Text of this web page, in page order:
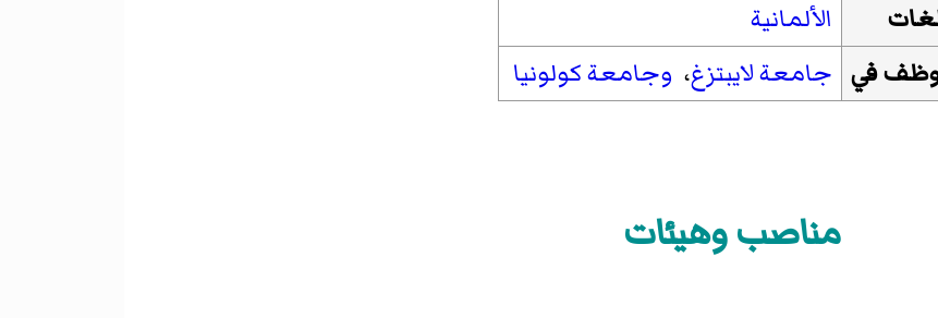
الألمانية
في جامعة لايبتزغ، وجامعة كولونيا
مناصب وهيئات